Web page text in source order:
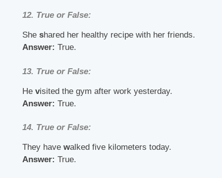
12. True or False:
She shared her healthy recipe with her friends.
Answer: True.
13. True or False:
He visited the gym after work yesterday.
Answer: True.
14. True or False:
They have walked five kilometers today.
Answer: True.